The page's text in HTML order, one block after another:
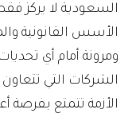
السعودية لا يركز
الأسس القانونية
ومرونة أمام أي
الشركات التي